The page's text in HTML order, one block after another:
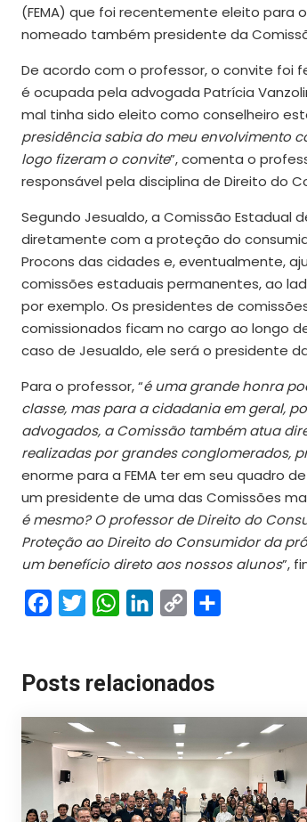
(FEMA) que foi recentemente eleito para
nomeado também presidente da
De acordo com o professor, o convite foi
é ocupada pela advogada Patrícia
mal tinha sido eleito como conselheiro
presidência sabia do meu envolvimento
logo fizeram o convite”, comenta o
responsável pela disciplina de Direito do
Segundo Jesualdo, a Comissão Estadual
diretamente com a proteção do
Procons das cidades e, eventualmente,
comissões estaduais permanentes, ao
por exemplo. Os presidentes de
comissionados ficam no cargo ao longo
caso de Jesualdo, ele será o presidente
Para o professor, “é uma grande honra
classe, mas para a cidadania em geral,
advogados, a Comissão também atua
realizadas por grandes conglomerados,
enorme para a FEMA ter em seu quadro
um presidente de uma das Comissões
é mesmo? O professor de Direito do
Proteção ao Direito do Consumidor da
um benefício direto aos nossos alunos”,
FacebookTwitterWhatsAppLinkedIn
Copy
Posts relacionados